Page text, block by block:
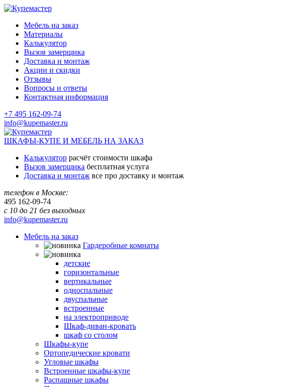
Мебель на заказ
Материалы
Калькулятор
Вызов замерщика
Доставка и монтаж
Акции и скидки
Отзывы
Вопросы и ответы
Контактная информация
+7 495 162-09-74
info@kupemaster.ru
ШКАФЫ-КУПЕ И МЕБЕЛЬ НА ЗАКАЗ
Калькулятор расчёт стоимости шкафа
Вызов замерщика бесплатная услуга
Доставка и монтаж все про доставку и монтаж
телефон в Москве:
495 162-09-74
с 10 до 21 без выходных
info@kupemaster.ru
Мебель на заказ
Гардеробные комнаты
детские
горизонтальные
вертикальные
односпальные
двуспальные
встроенные
на электроприводе
Шкаф-диван-кровать
шкаф со столом
Шкафы-купе
Ортопедические кровати
Угловые шкафы
Встроенные шкафы-купе
Распашные шкафы